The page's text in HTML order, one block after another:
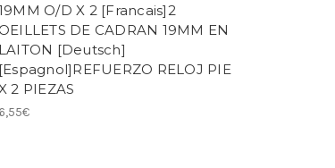
O/D X 2 [Francais]2
OEILLETS DE CADRAN 19MM EN
LAITON [Deutsch]
[Espagnol]REFUERZO RELOJ PIE
2 PIEZAS
6,55€